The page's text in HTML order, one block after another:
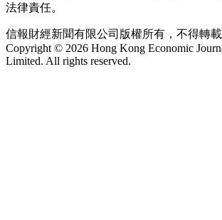
法律責任。
信報財經新聞有限公司版權所有，不得轉載
Copyright © 2026 Hong Kong Economic
Limited. All rights reserved.